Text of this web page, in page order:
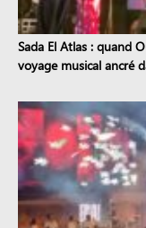
Sada El Atlas : quand
voyage musical ancré